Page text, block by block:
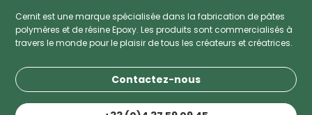
Cernit est une marque spécialisée dans la fabrication de pâtes
polymères et de résine Epoxy. Les produits sont commercialisés à
travers le monde pour le plaisir de tous les créateurs et créatrices.
Contactez-nous